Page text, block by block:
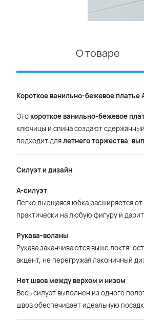
О товаре
Короткое ванильно-бежевое
Это короткое ванильно-бежевое
ключицы и спина создают
подходит длялетнего торжества,
Силуэт и дизайн
А-силуэт
Легко льющаяся юбка расширяется
практически на любую фигуру и
Рукава-воланы
Рукава заканчиваются выше локтя,
акцент, не перегружая лаконичный
Нет швов между верхом и низом
Весь силуэт выполнен из одного
швов обеспечивает идеальную